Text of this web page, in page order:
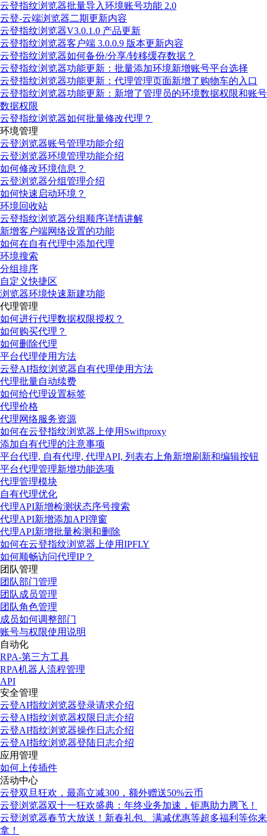
云登指纹浏览器批量导入环境账号功能 2.0
云登-云端浏览器二期更新内容
云登指纹浏览器V3.0.1.0 产品更新
云登指纹浏览器客户端 3.0.0.9 版本更新内容
云登指纹浏览器如何备份/分享/转移缓存数据？
云登指纹浏览器功能更新：批量添加环境新增账号平台选择
云登指纹浏览器功能更新：代理管理页面新增了购物车的入口
云登指纹浏览器功能更新：新增了管理员的环境数据权限和账号
数据权限
云登指纹浏览器如何批量修改代理？
环境管理
云登浏览器账号管理功能介绍
云登浏览器环境管理功能介绍
如何修改环境信息？
云登浏览器分组管理介绍
如何快速启动环境？
环境回收站
云登指纹浏览器分组顺序详情讲解
新增客户端网络设置的功能
如何在自有代理中添加代理
环境搜索
分组排序
自定义快捷区
浏览器环境快速新建功能
代理管理
如何进行代理数据权限授权？
如何购买代理？
如何删除代理
平台代理使用方法
云登AI指纹浏览器自有代理使用方法
代理批量自动续费
如何给代理设置标签
代理价格
代理网络服务资源
如何在云登指纹浏览器上使用Swiftproxy
添加自有代理的注意事项
平台代理, 自有代理, 代理API, 列表右上角新增刷新和编辑按钮
平台代理管理新增功能选项
代理管理模块
自有代理优化
代理API新增检测状态序号搜索
代理API新增添加API弹窗
代理API新增批量检测和删除
如何在云登指纹浏览器上使用IPFLY
如何顺畅访问代理IP？
团队管理
团队部门管理
团队成员管理
团队角色管理
成员如何调整部门
账号与权限使用说明
自动化
RPA-第三方工具
RPA机器人流程管理
API
安全管理
云登AI指纹浏览器登录请求介绍
云登AI指纹浏览器权限日志介绍
云登AI指纹浏览器操作日志介绍
云登AI指纹浏览器登陆日志介绍
应用管理
如何上传插件
活动中心
云登双旦狂欢，最高立减300，额外赠送50%云币
云登浏览器双十一狂欢盛典：年终业务加速，钜惠助力腾飞！
云登浏览器春节大放送！新春礼包、满减优惠等超多福利等你来
拿！